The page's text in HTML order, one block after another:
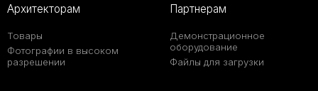
Архитекторам
Товары
Фотографии в высоком
разрешении
Партнерам
Демонстрационное
оборудование
Файлы для загрузки